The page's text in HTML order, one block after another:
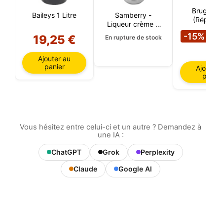
Baileys 1 Litre
19,25 €
Ajouter au
panier
Samberry -
Liqueur crème à
En rupture de stock
Brugal
-15%
Ajouter
Vous hésitez entre celui-ci et un autre ? Demandez à
une IA :
ChatGPT Grok
Perplexity
Claude
Google AI